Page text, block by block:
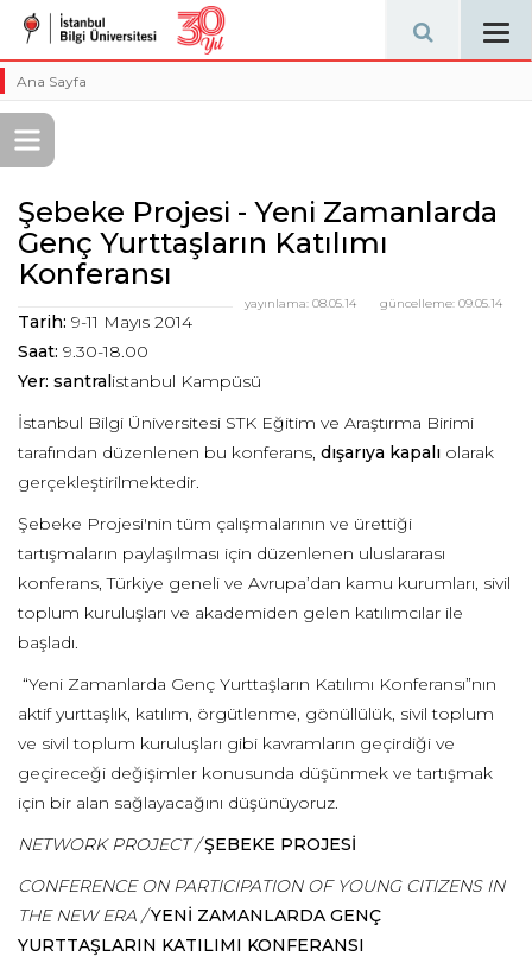
Ana Sayfa
Şebeke Projesi - Yeni Zamanlarda
Genç Yurttaşların Katılımı
Konferansı
güncelleme: 09.05.14
yayınlama: 08.05.14
Tarih: 9-11 Mayıs 2014
Saat: 9.30-18.00
Yer: santralistanbul Kampüsü
İstanbul Bilgi Üniversitesi STK Eğitim ve Araştırma Birimi
tarafından düzenlenen bu konferans, dışarıya kapalı olarak
gerçekleştirilmektedir.
Şebeke Projesi'nin tüm çalışmalarının ve ürettiği
tartışmaların paylaşılması için düzenlenen uluslararası
konferans, Türkiye geneli ve Avrupa’dan kamu kurumları, sivil
toplum kuruluşları ve akademiden gelen katılımcılar ile
başladı.
“Yeni Zamanlarda Genç Yurttaşların Katılımı Konferansı”nın
aktif yurttaşlık, katılım, örgütlenme, gönüllülük, sivil toplum
ve sivil toplum kuruluşları gibi kavramların geçirdiği ve
geçireceği değişimler konusunda düşünmek ve tartışmak
için bir alan sağlayacağını düşünüyoruz.
NETWORK PROJECT / ŞEBEKE PROJESİ
CONFERENCE ON PARTICIPATION OF YOUNG CITIZENS IN
THE NEW ERA /YENİ ZAMANLARDA GENÇ
YURTTAŞLARIN KATILIMI KONFERANSI